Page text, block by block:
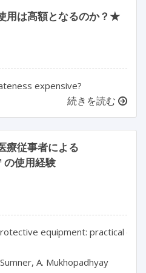
用は高額となるのか？★
expensive?
続きを読む
療従事者による
使用経験
equipment: practical
A. Mukhopadhyay